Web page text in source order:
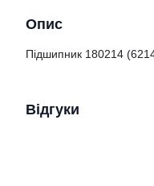
Опис
Підшипник 180214
Відгуки